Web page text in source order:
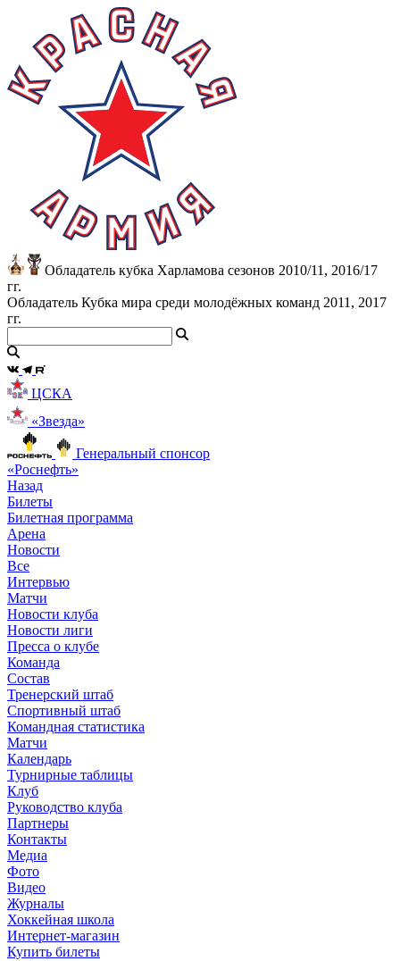
Обладатель кубка Харламова сезонов 2010/11, 2016/17
гг.
Обладатель Кубка мира среди молодёжных команд 2011, 2017
гг.
ЦСКА
«Звезда»
Генеральный спонсор
«Роснефть»
Назад
Билеты
Билетная программа
Арена
Новости
Все
Интервью
Матчи
Новости клуба
Новости лиги
Пресса о клубе
Команда
Состав
Тренерский штаб
Спортивный штаб
Командная статистика
Матчи
Календарь
Турнирные таблицы
Клуб
Руководство клуба
Партнеры
Контакты
Медиа
Фото
Видео
Журналы
Хоккейная школа
Интернет-магазин
Купить билеты